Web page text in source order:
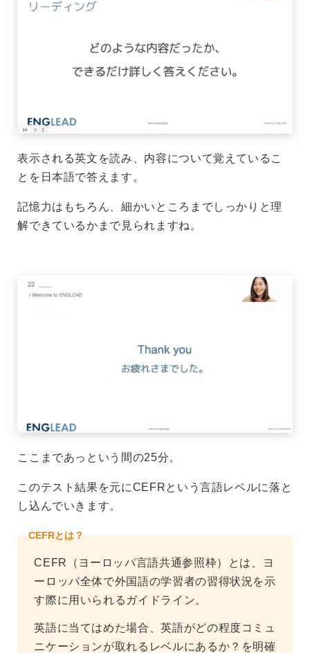
表示される英文を読み、内容について覚えているこ
とを日本語で答えます。
記憶力はもちろん、細かいところまでしっかりと理
解できているかまで見られますね。
ここまであっという間の25分。
このテスト結果を元にCEFRという言語レベルに落と
し込んでいきます。
CEFRとは？
CEFR（ヨーロッパ言語共通参照枠）とは、ヨ
ーロッパ全体で外国語の学習者の習得状況を示
す際に用いられるガイドライン。
英語に当てはめた場合、英語がどの程度コミュ
ニケーションが取れるレベルにあるか？を明確